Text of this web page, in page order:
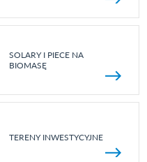
SOLARY I PIECE NA
BIOMASĘ
TERENY INWESTYCYJNE